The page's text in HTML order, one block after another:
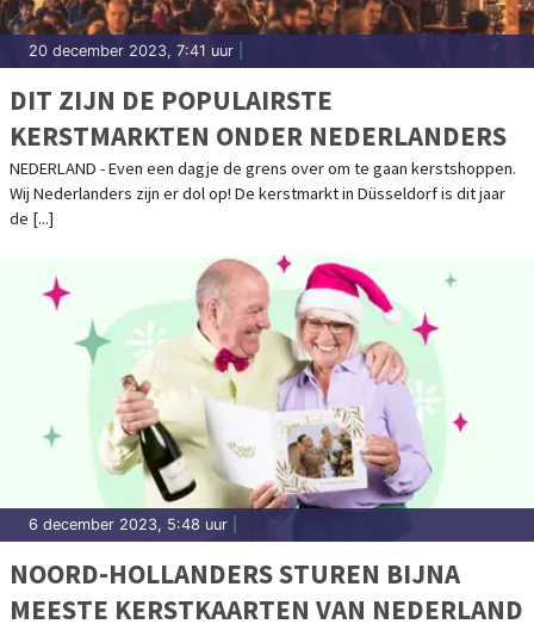
20 december 2023, 7:41 uur
DIT ZIJN DE POPULAIRSTE
KERSTMARKTEN ONDER NEDERLANDERS
NEDERLAND - Even een dagje de grens over om te gaan kerstshoppen.
Wij Nederlanders zijn er dol op! De kerstmarkt in Düsseldorf is dit jaar
de [...]
6 december 2023, 5:48 uur
NOORD-HOLLANDERS STUREN BIJNA
MEESTE KERSTKAARTEN VAN NEDERLAND